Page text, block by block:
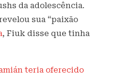
da adolescência.
sua “paixão
, Fiuk disse que tinha
teria oferecido